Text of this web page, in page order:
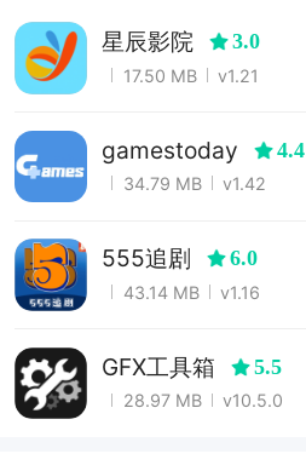
星辰影院 3.0
17.50 MB v1.21
gamestoday 4.4
34.79 MB v1.42
555追剧 6.0
43.14 MB v1.16
GFX工具箱 5.5
28.97 MB v10.5.0